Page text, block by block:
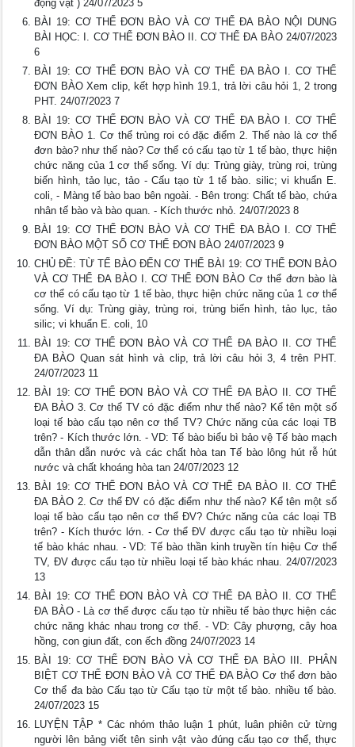
động vật ) 24/07/2023 5
BÀI 19: CƠ THỂ ĐƠN BÀO VÀ CƠ THỂ ĐA BÀO NỘI DUNG
BÀI HỌC: I. CƠ THỂ ĐƠN BÀO II. CƠ THỂ ĐA BÀO 24/07/2023
6
BÀI 19: CƠ THỂ ĐƠN BÀO VÀ CƠ THỂ ĐA BÀO I. CƠ THỂ
ĐƠN BÀO Xem clip, kết hợp hình 19.1, trả lời câu hỏi 1, 2 trong
PHT. 24/07/2023 7
BÀI 19: CƠ THỂ ĐƠN BÀO VÀ CƠ THỂ ĐA BÀO I. CƠ THỂ
ĐƠN BÀO 1. Cơ thể trùng roi có đặc điểm 2. Thế nào là cơ thể
đơn bào? như thế nào? Cơ thể có cấu tạo từ 1 tế bào, thực hiện
chức năng của 1 cơ thể sống. Ví dụ: Trùng giày, trùng roi, trùng
biến hình, tảo lục, tảo - Cấu tạo từ 1 tế bào. silic; vi khuẩn E.
coli, - Màng tế bào bao bên ngoài. - Bên trong: Chất tế bào, chứa
nhân tế bào và bào quan. - Kích thước nhỏ. 24/07/2023 8
BÀI 19: CƠ THỂ ĐƠN BÀO VÀ CƠ THỂ ĐA BÀO I. CƠ THỂ
ĐƠN BÀO MỘT SỐ CƠ THỂ ĐƠN BÀO 24/07/2023 9
CHỦ ĐỀ: TỪ TẾ BÀO ĐẾN CƠ THỂ BÀI 19: CƠ THỂ ĐƠN BÀO
VÀ CƠ THỂ ĐA BÀO I. CƠ THỂ ĐƠN BÀO Cơ thể đơn bào là
cơ thể có cấu tạo từ 1 tế bào, thực hiện chức năng của 1 cơ thể
sống. Ví dụ: Trùng giày, trùng roi, trùng biến hình, tảo lục, tảo
silic; vi khuẩn E. coli, 10
BÀI 19: CƠ THỂ ĐƠN BÀO VÀ CƠ THỂ ĐA BÀO II. CƠ THỂ
ĐA BÀO Quan sát hình và clip, trả lời câu hỏi 3, 4 trên PHT.
24/07/2023 11
BÀI 19: CƠ THỂ ĐƠN BÀO VÀ CƠ THỂ ĐA BÀO II. CƠ THỂ
ĐA BÀO 3. Cơ thể TV có đặc điểm như thế nào? Kể tên một số
loại tế bào cấu tạo nên cơ thể TV? Chức năng của các loại TB
trên? - Kích thước lớn. - VD: Tế bào biểu bì bảo vệ Tế bào mạch
dẫn thân dẫn nước và các chất hòa tan Tế bào lông hút rễ hút
nước và chất khoáng hòa tan 24/07/2023 12
BÀI 19: CƠ THỂ ĐƠN BÀO VÀ CƠ THỂ ĐA BÀO II. CƠ THỂ
ĐA BÀO 2. Cơ thể ĐV có đặc điểm như thế nào? Kể tên một số
loại tế bào cấu tạo nên cơ thể ĐV? Chức năng của các loại TB
trên? - Kích thước lớn. - Cơ thể ĐV được cấu tạo từ nhiều loại
tế bào khác nhau. - VD: Tế bào thần kinh truyền tín hiệu Cơ thể
TV, ĐV được cấu tạo từ nhiều loại tế bào khác nhau. 24/07/2023
13
BÀI 19: CƠ THỂ ĐƠN BÀO VÀ CƠ THỂ ĐA BÀO II. CƠ THỂ
ĐA BÀO - Là cơ thể được cấu tạo từ nhiều tế bào thực hiện các
chức năng khác nhau trong cơ thể. - VD: Cây phượng, cây hoa
hồng, con giun đất, con ếch đồng 24/07/2023 14
BÀI 19: CƠ THỂ ĐƠN BÀO VÀ CƠ THỂ ĐA BÀO III. PHÂN
BIỆT CƠ THỂ ĐƠN BÀO VÀ CƠ THỂ ĐA BÀO Cơ thể đơn bào
Cơ thể đa bào Cấu tạo từ Cấu tạo từ một tế bào. nhiều tế bào.
24/07/2023 15
LUYỆN TẬP * Các nhóm thảo luận 1 phút, luân phiên cử từng
người lên bảng viết tên sinh vật vào đúng cấu tạo cơ thể, thực